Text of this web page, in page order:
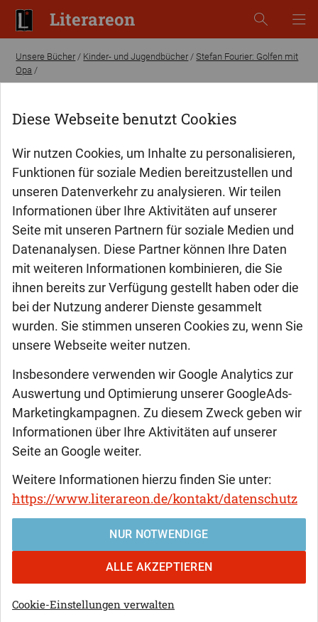
Diese Webseite benutzt Cookies
Wir nutzen Cookies, um Inhalte zu personalisieren,
Funktionen für soziale Medien bereitzustellen und
unseren Datenverkehr zu analysieren. Wir teilen
Informationen über Ihre Aktivitäten auf unserer
Seite mit unseren Partnern für soziale Medien und
Datenanalysen. Diese Partner können Ihre Daten
mit weiteren Informationen kombinieren, die Sie
ihnen bereits zur Verfügung gestellt haben oder die
bei der Nutzung anderer Dienste gesammelt
wurden. Sie stimmen unseren Cookies zu, wenn Sie
unsere Webseite weiter nutzen.
Insbesondere verwenden wir Google Analytics zur
Auswertung und Optimierung unserer GoogleAds-
Marketingkampagnen. Zu diesem Zweck geben wir
Informationen über Ihre Aktivitäten auf unserer
Seite an Google weiter.
Weitere Informationen hierzu finden Sie unter:
https://www.literareon.de/kontakt/datenschutz
NUR NOTWENDIGE
ALLE AKZEPTIEREN
Cookie-Einstellungen verwalten
Literareon
Unsere Bücher / Kinder- und Jugendbücher /Stefan Fourier: Golfen mit
Opa /
Stefan Fourier
Der kleine Tobi ist sich sicher, dass er nie wieder Golf
spielen würde. Sein Vorsatz hält jedoch nur so lange, bis
ihm sein Großvater von den Wassergeistern auf dem
Golfplatz erzählt. Doch schaffen die Wassergeister es auch
40 Seiten
Format:
20,5 x 14,8
Erschienen: